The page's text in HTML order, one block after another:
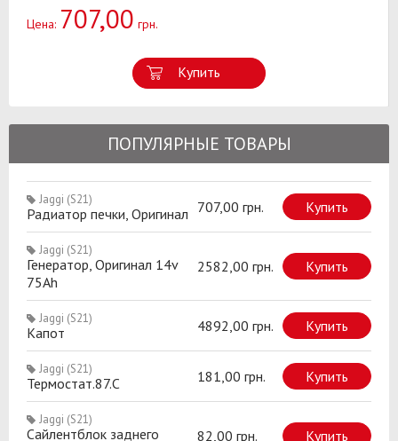
Цена: 707,00 грн.
Купить
ПОПУЛЯРНЫЕ ТОВАРЫ
Jaggi (S21)
Радиатор печки, Оригинал 707,00 грн. Купить
Jaggi (S21)
Генератор, Оригинал 14v
75Ah
2582,00 грн. Купить
Jaggi (S21)
Капот 4892,00 грн. Купить
Jaggi (S21)
Термостат.87.C 181,00 грн. Купить
Jaggi (S21)
Сайлентблок заднего 82,00 грн. Купить